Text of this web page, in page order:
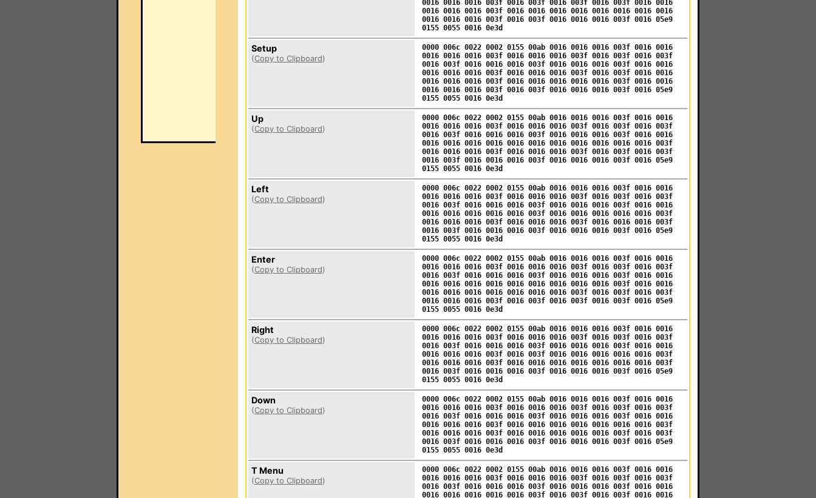
0016 0016 0016 003f 0016 003f 0016 003f 0016 003f 0016 0016
0016 0016 0016 003f 0016 0016 0016 0016 0016 0016 0016 0016
0016 0016 0016 003f 0016 003f 0016 0016 0016 003f 0016 05e9
0155 0055 0016 0e3d
Setup
(Copy to Clipboard)
0000 006c 0022 0002 0155 00ab 0016 0016 0016 003f 0016 0016
0016 0016 0016 003f 0016 0016 0016 003f 0016 003f 0016 003f
0016 003f 0016 0016 0016 003f 0016 0016 0016 003f 0016 0016
0016 0016 0016 003f 0016 0016 0016 003f 0016 003f 0016 0016
0016 0016 0016 003f 0016 0016 0016 0016 0016 003f 0016 0016
0016 0016 0016 003f 0016 003f 0016 0016 0016 003f 0016 05e9
0155 0055 0016 0e3d
Up
(Copy to Clipboard)
0000 006c 0022 0002 0155 00ab 0016 0016 0016 003f 0016 0016
0016 0016 0016 003f 0016 0016 0016 003f 0016 003f 0016 003f
0016 003f 0016 0016 0016 003f 0016 0016 0016 003f 0016 0016
0016 0016 0016 0016 0016 0016 0016 0016 0016 0016 0016 003f
0016 0016 0016 003f 0016 0016 0016 003f 0016 003f 0016 003f
0016 003f 0016 0016 0016 003f 0016 0016 0016 003f 0016 05e9
0155 0055 0016 0e3d
Left
(Copy to Clipboard)
0000 006c 0022 0002 0155 00ab 0016 0016 0016 003f 0016 0016
0016 0016 0016 003f 0016 0016 0016 003f 0016 003f 0016 003f
0016 003f 0016 0016 0016 003f 0016 0016 0016 003f 0016 0016
0016 0016 0016 0016 0016 003f 0016 0016 0016 0016 0016 003f
0016 0016 0016 003f 0016 0016 0016 003f 0016 0016 0016 003f
0016 003f 0016 0016 0016 003f 0016 0016 0016 003f 0016 05e9
0155 0055 0016 0e3d
Enter
(Copy to Clipboard)
0000 006c 0022 0002 0155 00ab 0016 0016 0016 003f 0016 0016
0016 0016 0016 003f 0016 0016 0016 003f 0016 003f 0016 003f
0016 003f 0016 0016 0016 003f 0016 0016 0016 003f 0016 0016
0016 0016 0016 0016 0016 0016 0016 0016 0016 003f 0016 0016
0016 0016 0016 0016 0016 0016 0016 003f 0016 003f 0016 003f
0016 0016 0016 003f 0016 003f 0016 003f 0016 003f 0016 05e9
0155 0055 0016 0e3d
Right
(Copy to Clipboard)
0000 006c 0022 0002 0155 00ab 0016 0016 0016 003f 0016 0016
0016 0016 0016 003f 0016 0016 0016 003f 0016 003f 0016 003f
0016 003f 0016 0016 0016 003f 0016 0016 0016 003f 0016 0016
0016 0016 0016 003f 0016 003f 0016 0016 0016 0016 0016 003f
0016 0016 0016 003f 0016 0016 0016 0016 0016 0016 0016 003f
0016 003f 0016 0016 0016 003f 0016 0016 0016 003f 0016 05e9
0155 0055 0016 0e3d
Down
(Copy to Clipboard)
0000 006c 0022 0002 0155 00ab 0016 0016 0016 003f 0016 0016
0016 0016 0016 003f 0016 0016 0016 003f 0016 003f 0016 003f
0016 003f 0016 0016 0016 003f 0016 0016 0016 003f 0016 0016
0016 0016 0016 003f 0016 0016 0016 0016 0016 0016 0016 003f
0016 0016 0016 003f 0016 0016 0016 0016 0016 003f 0016 003f
0016 003f 0016 0016 0016 003f 0016 0016 0016 003f 0016 05e9
0155 0055 0016 0e3d
T Menu
(Copy to Clipboard)
0000 006c 0022 0002 0155 00ab 0016 0016 0016 003f 0016 0016
0016 0016 0016 003f 0016 0016 0016 003f 0016 003f 0016 003f
0016 003f 0016 0016 0016 003f 0016 0016 0016 003f 0016 0016
0016 0016 0016 0016 0016 003f 0016 003f 0016 003f 0016 0016